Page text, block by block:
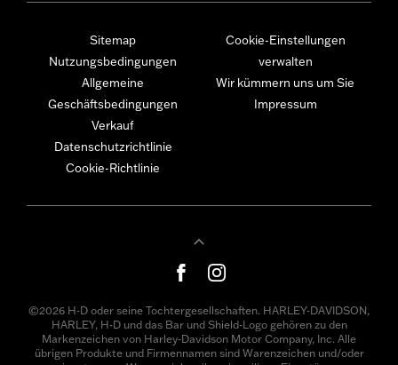
Sitemap
Nutzungsbedingungen
Allgemeine
Geschäftsbedingungen
Verkauf
Datenschutzrichtlinie
Cookie-Richtlinie
Cookie-Einstellungen
verwalten
Wir kümmern uns um Sie
Impressum
©2026 H-D oder seine Tochtergesellschaften. HARLEY-DAVIDSON,
HARLEY, H-D und das Bar und Shield-Logo gehören zu den
Markenzeichen von Harley-Davidson Motor Company, Inc. Alle
übrigen Produkte und Firmennamen sind Warenzeichen und/oder